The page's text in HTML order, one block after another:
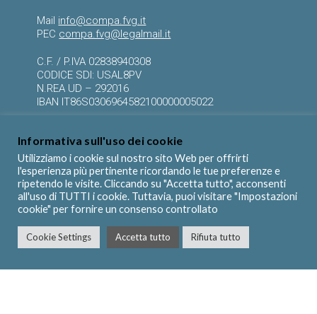
Mail info@compa.fvg.it
PEC compa.fvg@legalmail.it
C.F. / P.IVA 02838940308
CODICE SDI: USAL8PV
N.REA UD – 292016
IBAN IT86S0306964582100000005022
RISORSE PER TE
>Vai al portale della formazione
>News
>Privacy e trattamento dei dati personali
>Cookie policy
Informativa sull'uso dei cookie
Utilizziamo i cookie sul nostro sito Web per offrirti
l'esperienza più pertinente ricordando le tue preferenze e
ripetendo le visite. Cliccando su "Accetta tutto", acconsenti
all'uso di TUTTI i cookie. Tuttavia, puoi visitare "Impostazioni
cookie" per fornire un consenso controllato
Cookie Settings Accetta tutto Rifiuta tutto